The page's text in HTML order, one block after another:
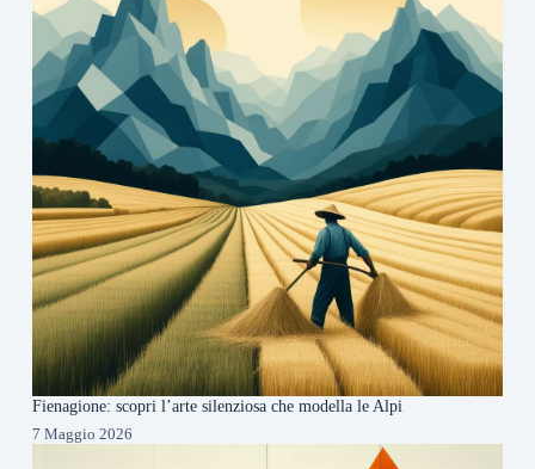
Fienagione: scopri l’arte silenziosa che modella le Alpi
7 Maggio 2026